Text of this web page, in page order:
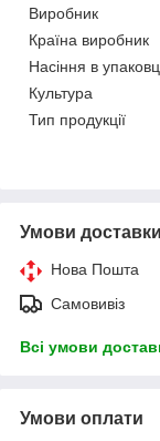
Виробник
Країна виробник
Насіння в
Культура
Тип продукції
Умови доставки
Нова Пошта
Самовивіз
Всі умови
Умови оплати